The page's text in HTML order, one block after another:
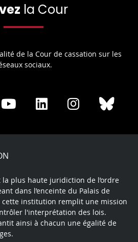
la Cour
de la Cour de cassation sur les
sociaux.
Share
Youtube
Share
LinkedIn
Share
Instagram
la plus haute juridiction de l’ordre
dans l’enceinte du Palais de
cette institution remplit une mission
l'interprétation des lois.
ainsi à chacun une égalité de